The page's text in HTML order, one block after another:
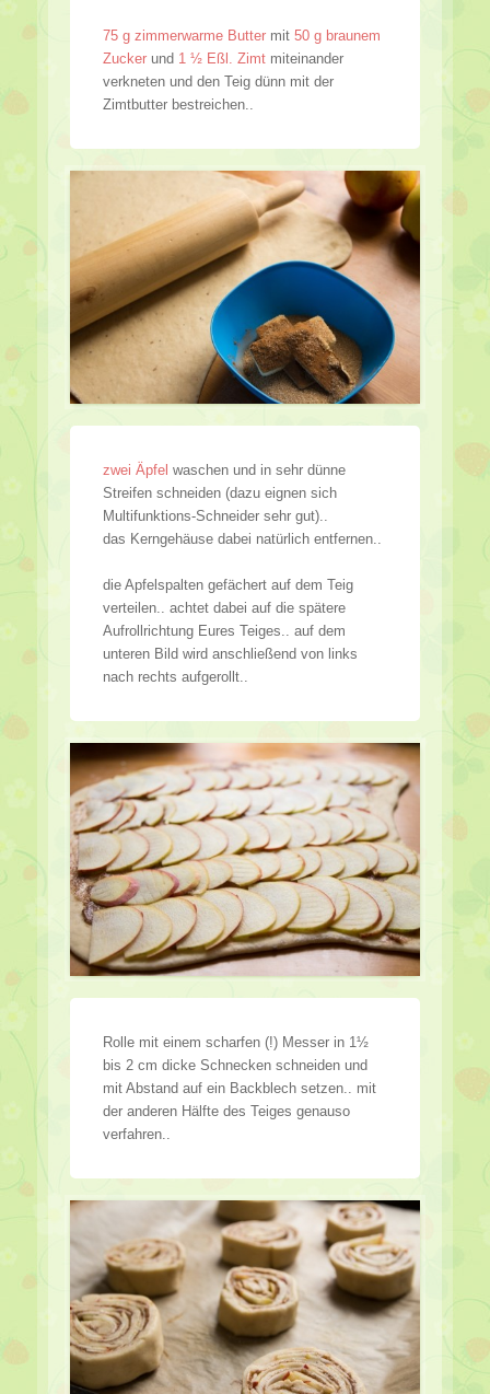
75 g zimmerwarme Butter mit 50 g braunem
Zucker und 1 ½ Eßl. Zimt miteinander
verkneten und den Teig dünn mit der
Zimtbutter bestreichen..
zwei Äpfel waschen und in sehr dünne
Streifen schneiden (dazu eignen sich
Multifunktions-Schneider sehr gut)..
das Kerngehäuse dabei natürlich entfernen..
die Apfelspalten gefächert auf dem Teig
verteilen.. achtet dabei auf die spätere
Aufrollrichtung Eures Teiges.. auf dem
unteren Bild wird anschließend von links
nach rechts aufgerollt..
Rolle mit einem scharfen (!) Messer in 1½
bis 2 cm dicke Schnecken schneiden und
mit Abstand auf ein Backblech setzen.. mit
der anderen Hälfte des Teiges genauso
verfahren..